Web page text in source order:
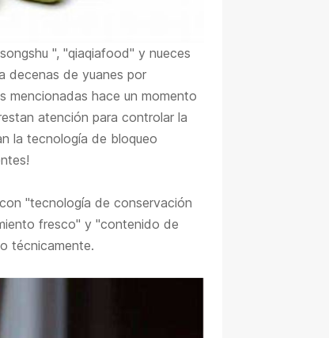
", "qiaqiafood" y nueces
decenas de yuanes por
mencionadas hace un momento
atención para controlar la
la tecnología de bloqueo
"tecnología de conservación
fresco" y "contenido de
técnicamente.